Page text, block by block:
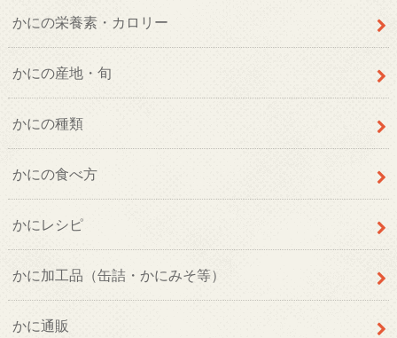
かにの栄養素・カロリー
かにの産地・旬
かにの種類
かにの食べ方
かにレシピ
かに加工品（缶詰・かにみそ等）
かに通販